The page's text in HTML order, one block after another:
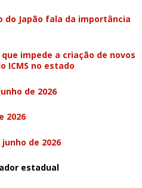
do Japão fala da importância
impede a criação de novos
ICMS no estado
de 2026
2026
de 2026
estadual